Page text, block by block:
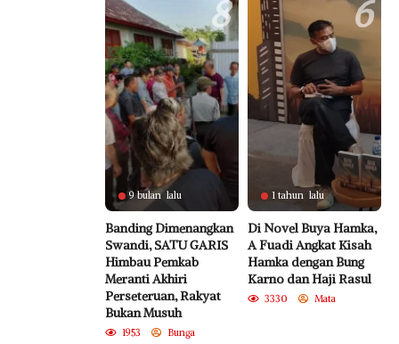
8
9 bulan lalu
Banding Dimenangkan
Swandi, SATU GARIS
Himbau Pemkab
Meranti Akhiri
Perseteruan, Rakyat
Bukan Musuh
1953
Bunga
6
1 tahun lalu
Di Novel Buya Hamka,
A Fuadi Angkat Kisah
Hamka dengan Bung
Karno dan Haji Rasul
3330 Mata